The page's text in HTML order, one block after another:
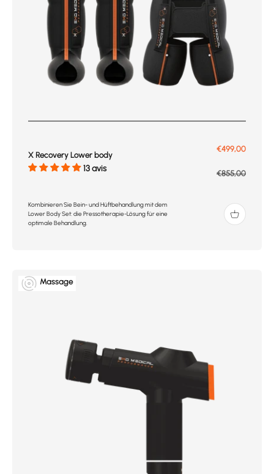
X Recovery Lower body
13 avis
Prix de vente
€499,00
Prix normal
€855,00
Kombinieren Sie Bein- und Hüftbehandlung mit dem
Lower Body Set: die Pressotherapie-Lösung für eine
optimale Behandlung.
Massage